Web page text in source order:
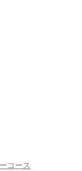
コース